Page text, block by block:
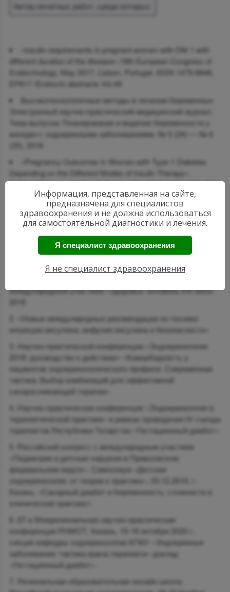
Автор печатных работ, среди которых:
«Insulin requirements in pregnant women with DM 1 with
different duration of the disease»,19th European Congress of
Endocrinology, May 2017, Lisbon, Portugal. ISSN 1479-6848,
ЕР617 /Endocrin abstracts Vol.49
Высокотехнологичные методы в лечении беременных
Электронный научно-практический медицинский журнал.
Тема выпуска: Планирование и ведение беременности у
женщин с эндокринными заболеваниями. № 5 (24) — № 6
«Pregnancy Outcomes in Women with Type 1 Diabetes
Depending on the Different Modes of Insulin Therapy»,
BioNanoScience, Vol.6. n.3/ BioNanoSci.ISSN 2191-1630. DOI
10.1007/s12668-016-0371-1
Выступления на научных конференциях:
Научно-практической конференции «Современные
аспекты диагностики и лечения эндокринных
заболеваний», секция 14, в рамках проведения X-ой
международным участием «Здоровье человека XXI века»
«Новые международные рекомендации по технике
инъекции инсулина, инфузия инсулина и безопасности»
Научно-практической конференции «Эндокринология
2018: руководство к действию» «Коморбидность у
пациентов эндокринологического профиля. Современная
тактика. Выбор комбинаций для эффективной
сахароснижающей терапии»
Научно-практическая конференция «Эндокринология в
терапевтической практике» в рамках проведения IV съезда
терапевтов Республики Татарстан «Гестационный диабет».
Российский конгресс с международным участием
«Педиатрия и детская хирургия в Приволжском
федеральном округе». Симпозиум «Детская
эндокринология: от теории к практике», 03.12.2019, г.
Казань, «Сахарный диабет и беременность: сложности в
клинической практике».
67-я Межрегиональная научно-практическая
конференция РНМОТ, Казань, 15-16 октября 2020 г.,
секция кафедры эндокринологии КГМУ «Эндокринные
заболевания: тактика врача терапевта» доклад
«Гестационный диабет».
Региональная образовательная онлайн школа
Информация, представленная на сайте,
предназначена для специалистов
здравоохранения и не должна использоваться
для самостоятельной диагностики и лечения.
Я специалист здравоохранения
Я не специалист здравоохранения